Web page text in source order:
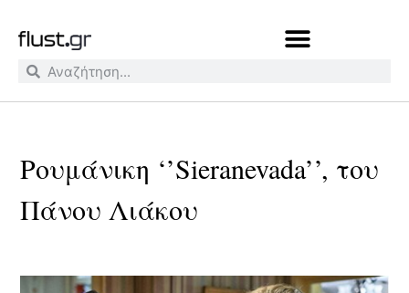
Ρουμάνικη ‘’Sieranevada’’, του
Πάνου Λιάκου